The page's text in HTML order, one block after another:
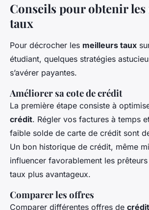
Conseils pour obtenir
taux
Pour décrocher les meilleurs taux
étudiant, quelques stratégies
s’avérer payantes.
Améliorer sa cote de crédit
La première étape consiste à
crédit. Régler vos factures à temps
faible solde de carte de crédit sont
Un bon historique de crédit, même
influencer favorablement les
taux plus avantageux.
Comparer les offres
Comparer différentes offres de